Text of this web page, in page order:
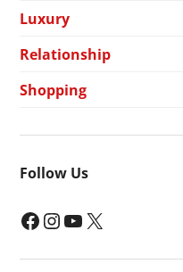
Luxury
Relationship
Shopping
Follow Us
Facebook InstagramYouTube X